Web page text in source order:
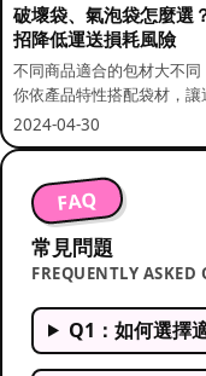
破壞袋、氣泡袋怎麼選
招降低運送損耗風險
不同商品適合的包材大不同
你依產品特性搭配袋材，讓
更安全。
2024-04-30
FAQ
常見問題
FREQUENTLY ASKED
Q1：如何選擇